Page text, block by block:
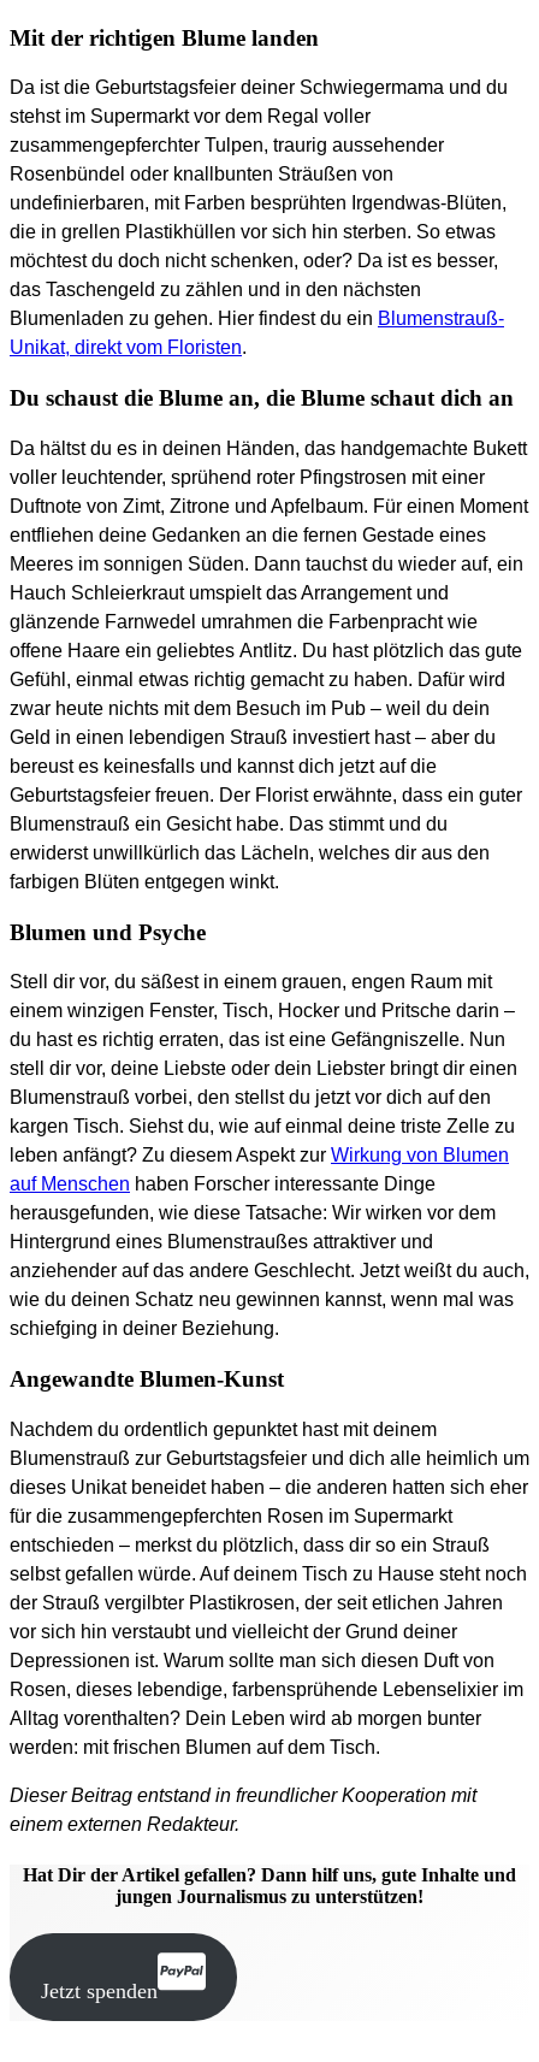
Mit der richtigen Blume landen
Da ist die Geburtstagsfeier deiner Schwiegermama und du
stehst im Supermarkt vor dem Regal voller
zusammengepferchter Tulpen, traurig aussehender
Rosenbündel oder knallbunten Sträußen von
undefinierbaren, mit Farben besprühten Irgendwas-Blüten,
die in grellen Plastikhüllen vor sich hin sterben. So etwas
möchtest du doch nicht schenken, oder? Da ist es besser,
das Taschengeld zu zählen und in den nächsten
Blumenladen zu gehen. Hier findest du ein Blumenstrauß-
Unikat, direkt vom Floristen.
Du schaust die Blume an, die Blume schaut dich an
Da hältst du es in deinen Händen, das handgemachte Bukett
voller leuchtender, sprühend roter Pfingstrosen mit einer
Duftnote von Zimt, Zitrone und Apfelbaum. Für einen Moment
entfliehen deine Gedanken an die fernen Gestade eines
Meeres im sonnigen Süden. Dann tauchst du wieder auf, ein
Hauch Schleierkraut umspielt das Arrangement und
glänzende Farnwedel umrahmen die Farbenpracht wie
offene Haare ein geliebtes Antlitz. Du hast plötzlich das gute
Gefühl, einmal etwas richtig gemacht zu haben. Dafür wird
zwar heute nichts mit dem Besuch im Pub – weil du dein
Geld in einen lebendigen Strauß investiert hast – aber du
bereust es keinesfalls und kannst dich jetzt auf die
Geburtstagsfeier freuen. Der Florist erwähnte, dass ein guter
Blumenstrauß ein Gesicht habe. Das stimmt und du
erwiderst unwillkürlich das Lächeln, welches dir aus den
farbigen Blüten entgegen winkt.
Blumen und Psyche
Stell dir vor, du säßest in einem grauen, engen Raum mit
einem winzigen Fenster, Tisch, Hocker und Pritsche darin –
du hast es richtig erraten, das ist eine Gefängniszelle. Nun
stell dir vor, deine Liebste oder dein Liebster bringt dir einen
Blumenstrauß vorbei, den stellst du jetzt vor dich auf den
kargen Tisch. Siehst du, wie auf einmal deine triste Zelle zu
leben anfängt? Zu diesem Aspekt zur Wirkung von Blumen
auf Menschen haben Forscher interessante Dinge
herausgefunden, wie diese Tatsache: Wir wirken vor dem
Hintergrund eines Blumenstraußes attraktiver und
anziehender auf das andere Geschlecht. Jetzt weißt du auch,
wie du deinen Schatz neu gewinnen kannst, wenn mal was
schiefging in deiner Beziehung.
Angewandte Blumen-Kunst
Nachdem du ordentlich gepunktet hast mit deinem
Blumenstrauß zur Geburtstagsfeier und dich alle heimlich um
dieses Unikat beneidet haben – die anderen hatten sich eher
für die zusammengepferchten Rosen im Supermarkt
entschieden – merkst du plötzlich, dass dir so ein Strauß
selbst gefallen würde. Auf deinem Tisch zu Hause steht noch
der Strauß vergilbter Plastikrosen, der seit etlichen Jahren
vor sich hin verstaubt und vielleicht der Grund deiner
Depressionen ist. Warum sollte man sich diesen Duft von
Rosen, dieses lebendige, farbensprühende Lebenselixier im
Alltag vorenthalten? Dein Leben wird ab morgen bunter
werden: mit frischen Blumen auf dem Tisch.
Dieser Beitrag entstand in freundlicher Kooperation mit
einem externen Redakteur.
Hat Dir der Artikel gefallen? Dann hilf uns, gute Inhalte und
jungen Journalismus zu unterstützen!
Jetzt spenden